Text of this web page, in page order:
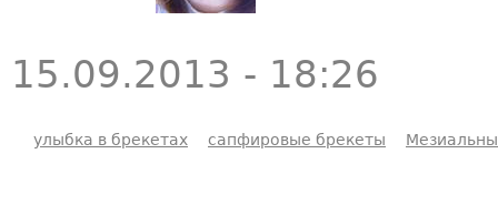
15.09.2013 - 18:26
улыбка в брекетах сапфировые брекеты